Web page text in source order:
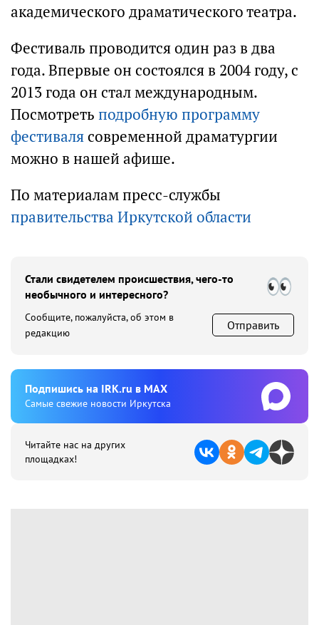
академического драматического театра.
Фестиваль проводится один раз в два
года. Впервые он состоялся в 2004 году, с
2013 года он стал международным.
Посмотреть подробную программу
фестивалясовременной драматургии
можно в нашей афише.
По материалам пресс-службы
правительства Иркутской области
Стали свидетелем происшествия, чего-то
необычного и интересного?
Сообщите, пожалуйста, об этом в
редакцию
Отправить
Подпишиcь на IRK.ru в MAX
Cамые свежие новости Иркутска
Читайте нас на других
площадках!